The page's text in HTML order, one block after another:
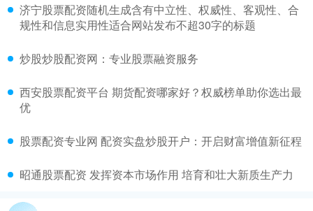
​济宁股票配资随机生成含有中立性、权威性、客观性、合
规性和信息实用性适合网站发布不超30字的标题
​炒股炒股配资网：专业股票融资服务
​西安股票配资平台 期货配资哪家好？权威榜单助你选出最
优
​股票配资专业网 配资实盘炒股开户：开启财富增值新征程
​昭通股票配资 发挥资本市场作用 培育和壮大新质生产力